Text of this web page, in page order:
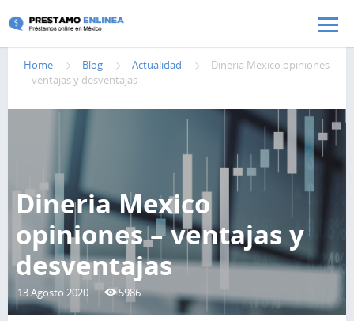
Pasar al contenido principal
Home Blog Actualidad
Dineria Mexico opiniones
– ventajas y desventajas
Dineria Mexico
opiniones – ventajas y
desventajas
13 Agosto 2020 5986